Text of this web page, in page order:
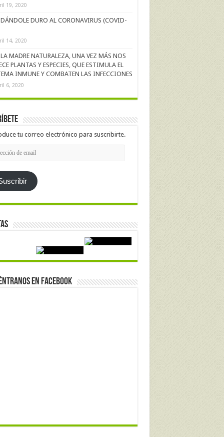
19, 2020
DÁNDOLE DURO AL CORONAVIRUS (COVID-
14, 2020
LA MADRE NATURALEZA, UNA VEZ MÁS NOS
PLANTAS Y ESPECIES, QUE ESTIMULA EL
INMUNE Y COMBATEN LAS INFECCIONES
6, 2020
tu correo electrónico para suscribirte.
en Facebook